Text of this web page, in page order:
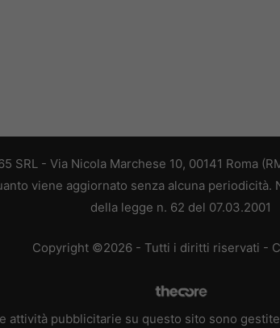
SRL - Via Nicola Marchese 10, 00141 Roma
viene aggiornato senza alcuna
della legge n. 62 del 07.03.2001
Copyright ©2026 - Tutti i diritti riservati -
attività pubblicitarie su questo sito sono